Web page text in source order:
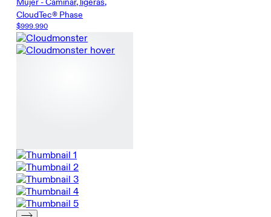
Mujer - Caminar, ligeras,
CloudTec® Phase
$999.990